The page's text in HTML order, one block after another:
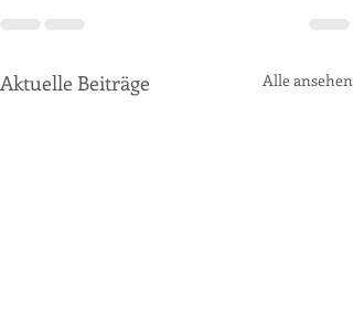
Aktuelle Beiträge Alle ansehen